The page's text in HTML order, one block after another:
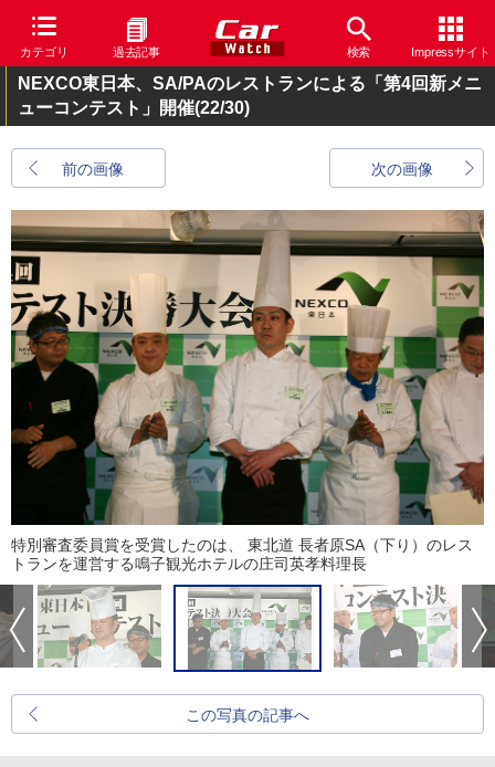
カテゴリ 過去記事 検索 Impressサイト
NEXCO東日本、SA/PAのレストランによる「第4回新メニ
ューコンテスト」開催(22/30)
前の画像 次の画像
特別審査委員賞を受賞したのは、 東北道 長者原SA（下り）のレス
トランを運営する鳴子観光ホテルの庄司英孝料理長
この写真の記事へ